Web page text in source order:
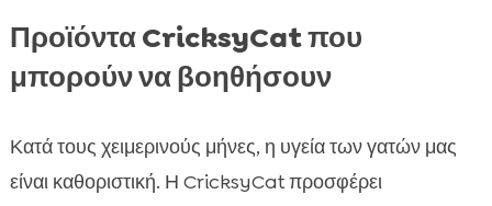
Προϊόντα CricksyCat που
μπορούν να βοηθήσουν
Κατά τους χειμερινούς μήνες, η υγεία των γατών μας
είναι καθοριστική. Η CricksyCat προσφέρει